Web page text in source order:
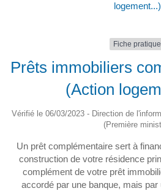
logement...)
Fiche pratique
Prêts immobiliers
(Action
Vérifié le 06/03/2023 - Direction de
(Première
Un prêt complémentaire sert à
construction de votre résidence
complément de votre prêt
accordé par une banque, mais